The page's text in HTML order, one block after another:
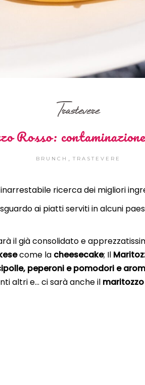
Trastevere
Rosso:
BRUNCH , TRASTEVERE
ricerca dei migliori
ai piatti serviti in alcuni
il già consolidato e
come la cheesecake; Il
peperoni e pomodori e
altri e… ci sarà anche il maritozzo